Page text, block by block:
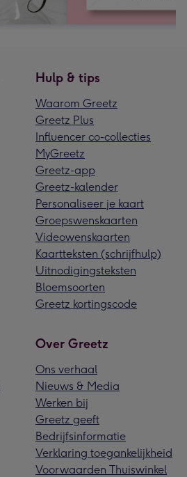
Hulp & tips
Waarom Greetz
Greetz Plus
Influencer co-collecties
MyGreetz
Greetz-app
Greetz-kalender
Personaliseer je kaart
Groepswenskaarten
Videowenskaarten
Kaartteksten (schrijfhulp)
Uitnodigingsteksten
Bloemsoorten
Greetz kortingscode
Over Greetz
Ons verhaal
Nieuws & Media
Werken bij
Greetz geeft
Bedrijfsinformatie
Verklaring toegankelijkheid
Voorwaarden Thuiswinkel